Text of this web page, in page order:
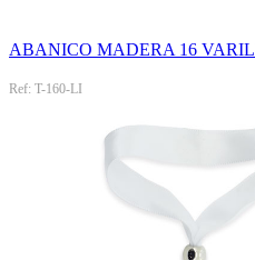
ABANICO MADERA 16
Ref: T-160-LI